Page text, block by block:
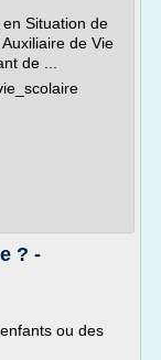
Situation de
de Vie
de ...
? -
ou des